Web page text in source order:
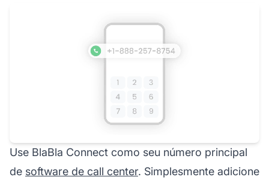
Use BlaBla Connect como seu número principal
de software de call center. Simplesmente adicione